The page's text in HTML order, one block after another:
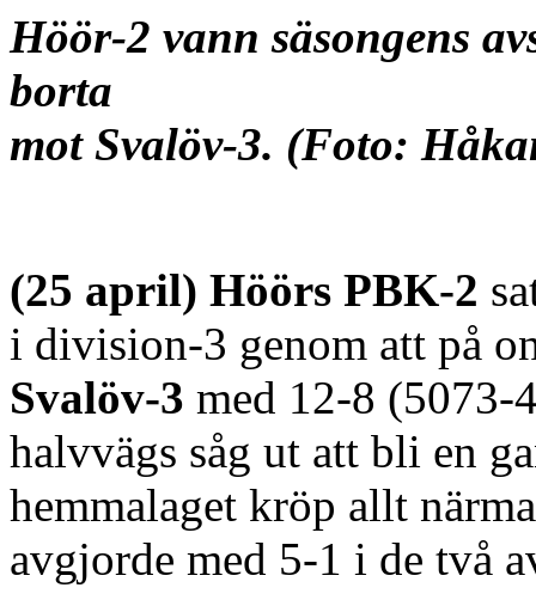
Höör-2 vann säsongens
borta
mot Svalöv-3. (Foto:
(25 april) Höörs PBK-2
i division-3 genom att på
Svalöv-3 med 12-8 (5073-
halvvägs såg ut att bli en
hemmalaget kröp allt
avgjorde med 5-1 i de två